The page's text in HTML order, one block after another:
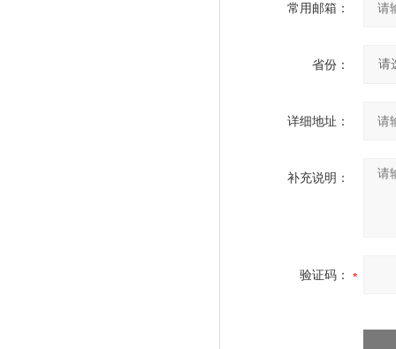
常用邮箱：
省份：
详细地址：
补充说明：
验证码：